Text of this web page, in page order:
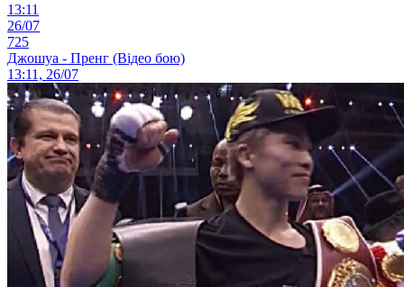
13:11
26/07
725
Джошуа - Пренг (Відео бою)
13:11, 26/07